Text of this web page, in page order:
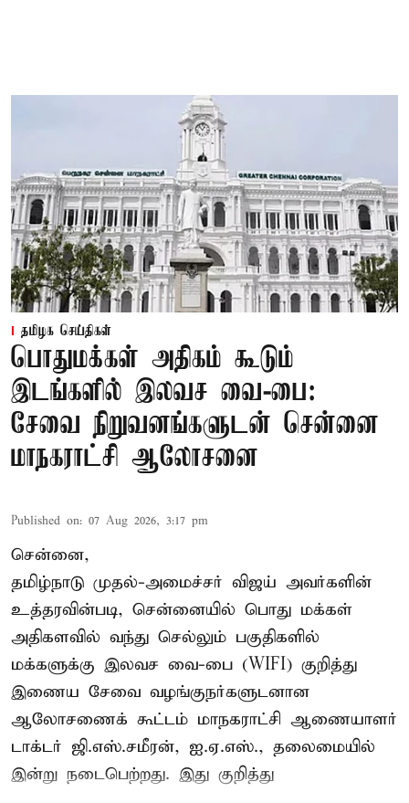
தமிழக செய்திகள்
பொதுமக்கள் அதிகம் கூடும்
இடங்களில் இலவச வை-பை:
சேவை நிறுவனங்களுடன் சென்னை
மாநகராட்சி ஆலோசனை
Published on: 07 Aug 2026, 3:17 pm
சென்னை,
தமிழ்நாடு முதல்-அமைச்சர் விஜய் அவர்களின்
உத்தரவின்படி, சென்னையில் பொது மக்கள்
அதிகளவில் வந்து செல்லும் பகுதிகளில்
மக்களுக்கு இலவச வை-பை (WIFI) குறித்து
இணைய சேவை வழங்குநர்களுடனான
ஆலோசணைக் கூட்டம் மாநகராட்சி ஆணையாளர்
டாக்டர் ஜி.எஸ்.சமீரன், ஐ.ஏ.எஸ்., தலைமையில்
இன்று நடைபெற்றது. இது குறித்து